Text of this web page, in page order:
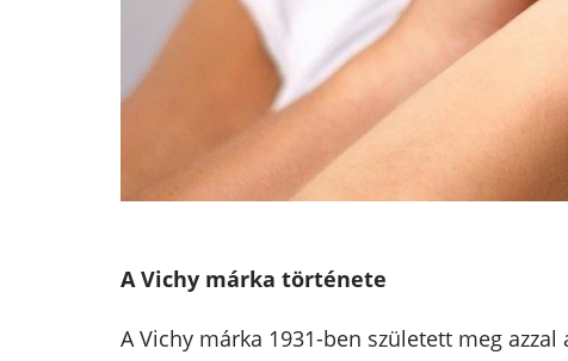
A Vichy márka története
A Vichy márka 1931-ben született meg